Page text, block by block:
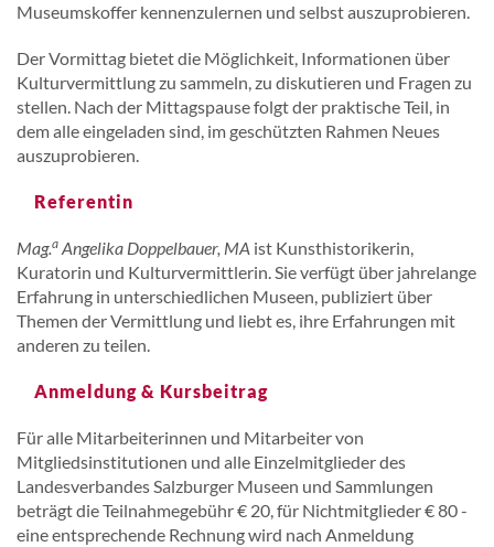
Museumskoffer kennenzulernen und selbst auszuprobieren.
Der Vormittag bietet die Möglichkeit, Informationen über
Kulturvermittlung zu sammeln, zu diskutieren und Fragen zu
stellen. Nach der Mittagspause folgt der praktische Teil, in
dem alle eingeladen sind, im geschützten Rahmen Neues
auszuprobieren.
Referentin
Mag.a Angelika Doppelbauer, MA ist Kunsthistorikerin,
Kuratorin und Kulturvermittlerin. Sie verfügt über jahrelange
Erfahrung in unterschiedlichen Museen, publiziert über
Themen der Vermittlung und liebt es, ihre Erfahrungen mit
anderen zu teilen.
Anmeldung & Kursbeitrag
Für alle Mitarbeiterinnen und Mitarbeiter von
Mitgliedsinstitutionen und alle Einzelmitglieder des
Landesverbandes Salzburger Museen und Sammlungen
beträgt die Teilnahmegebühr € 20, für Nichtmitglieder € 80 -
eine entsprechende Rechnung wird nach Anmeldung